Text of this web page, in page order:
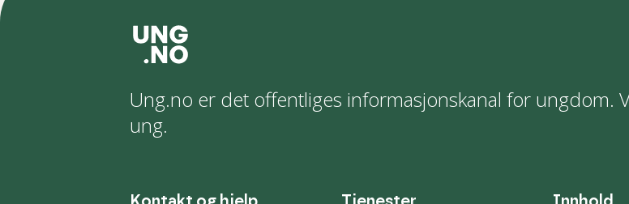
Ung.no er det offentliges informasjonskanal for ungdom.
ung.